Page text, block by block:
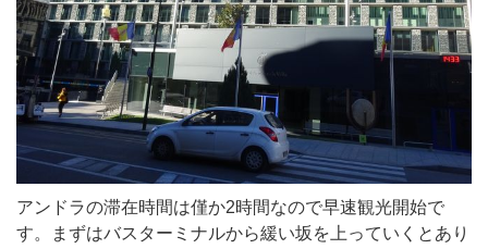
アンドラの滞在時間は僅か2時間なので早速観光開始で
す。まずはバスターミナルから緩い坂を上っていくとあり